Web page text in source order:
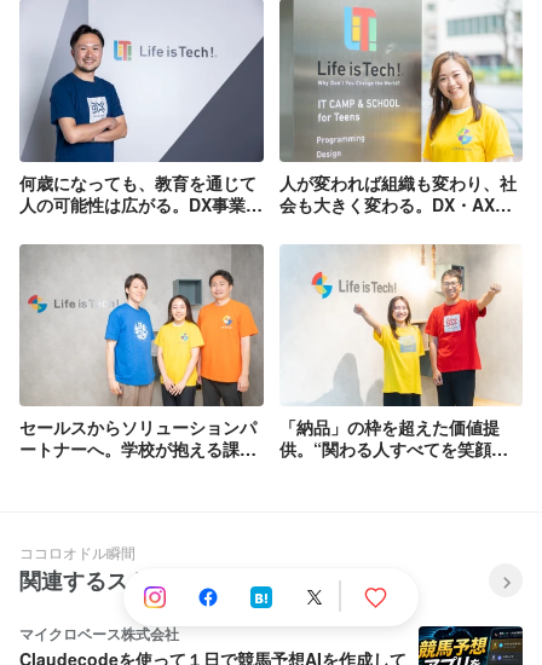
技術責任者）を務めた橋本善久氏を迎え
ました。さらに2019年には、アメリカに
子会社も設立！「ゲーム（エンタメ）×
教育」の革新的サービスの開発で、世界
展開もすぐそこです！ 【中高生のIT力を
育成する先生をサポート！】 プログラミ
ング必修化に向け、2020年の春には中学
校・高校で今すぐ・簡単にプログラミン
グの授業が出来るプログラミング教材
「MOZER（マザー）for School」をリリ
ィズニーとのコラボ教材「テクノロジア
魔法学校」にも使用されています。まず
はWebデザインコースからスタートし、
徐々にサービスを拡充させる予定です。
キャンプやスクールで培った、これまで
のノウハウを存分に詰め込みました！ ＊
公式サイト https://lifeistech.co.jp/
何歳になっても、教育を通じて
人の可能性は広がる。DX事業部
規事業の魅力
人が変われば組織も変わり、社
会も大きく変わる。DX・AX事
く“その先の未来”
セールスからソリューションパ
ートナーへ。学校が抱える課題
「納品」の枠を超えた価値提
供。“関わる人すべてを笑顔に
ココロオドル瞬間
関連するストーリー
マイクロベース株式会社
Claudecodeを使って１日で競馬予想AIを作成して